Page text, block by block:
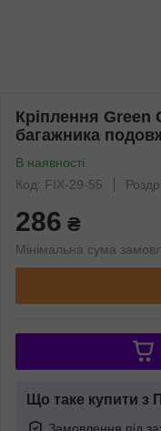
Кріплення Green
багажника
В наявності
Код: FIX-29-55
286 ₴
Мінімальна сума
Що таке купити з
Замовлення під